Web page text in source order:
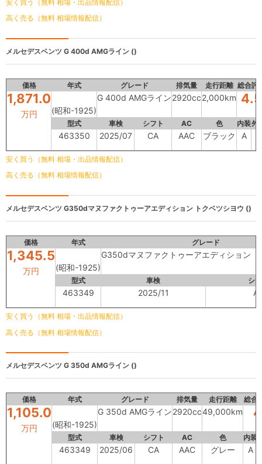
安く買う（無料 相場・出品情報配信）
高く売る（無料 相場情報配信）
メルセデスベンツ G 400d AMGライン ()
価格 年式 グレード 排気量 走行距離 総合評
1,871.0
万円 (昭和-1925)
G 400d AMGライン2920cc2,000km 4.5
型式 車検 シフト AC 色 内装外
463350 2025/07 CA AAC ブラック A
安く買う（無料 相場・出品情報配信）
高く売る（無料 相場情報配信）
メルセデスベンツ G350dマヌファクトゥーアエディション トクベツシヨウ ()
価格 年式 グレード
1,345.5
万円 (昭和-1925)
G350dマヌファクトゥーアエディション
型式 車検 シ
463349 2025/11
安く買う（無料 相場・出品情報配信）
高く売る（無料 相場情報配信）
メルセデスベンツ G 350d AMGライン ()
価格 年式 グレード 排気量 走行距離 総合
1,105.0
万円 (昭和-1925)
G 350d AMGライン2920cc49,000km 4
型式 車検 シフト AC 色 内装
463349 2025/06 CA AAC グレー A